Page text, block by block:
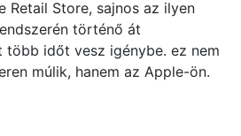
Retail Store, sajnos az ilyen
történő át
több időt vesz igénybe. ez nem
múlik, hanem az Apple-ön.